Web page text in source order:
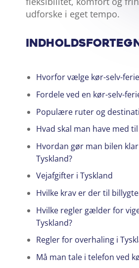
udforske i eget tempo.
Hvorfor vælge kør-selv-
Fordele ved en kør-selv-
Populære ruter og
Hvad skal man have med
Hvordan gør man bilen
Tyskland?
Vejafgifter i Tyskland
Hvilke krav er der til
Hvilke regler gælder for
Tyskland?
Regler for overhaling i
Må man tale i telefon ved